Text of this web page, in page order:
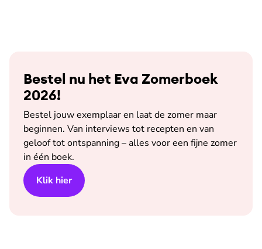
Bestel nu het Eva Zomerboek
2026!
Bestel jouw exemplaar en laat de zomer maar
beginnen. Van interviews tot recepten en van
geloof tot ontspanning – alles voor een fijne zomer
in één boek.
Klik hier